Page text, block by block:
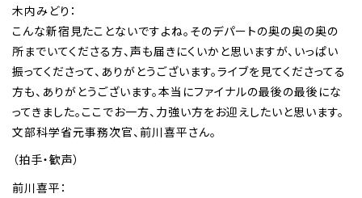
木内みどり：
こんな新宿見たことないですよね。そのデパートの奥の奥の奥の
所までいてくださる方、声も届きにくいかと思いますが、いっぱい
振ってくださって、ありがとうございます。ライブを見てくださってる
方も、ありがとうございます。本当にファイナルの最後の最後にな
ってきました。ここでお一方、力強い方をお迎えしたいと思います。
文部科学省元事務次官、前川喜平さん。
（拍手・歓声）
前川喜平：